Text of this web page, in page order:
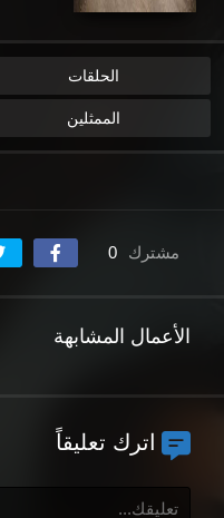
الحلقات
الممثلين
مشترك 0
الأعمال المشابهة
اترك تعليقاً